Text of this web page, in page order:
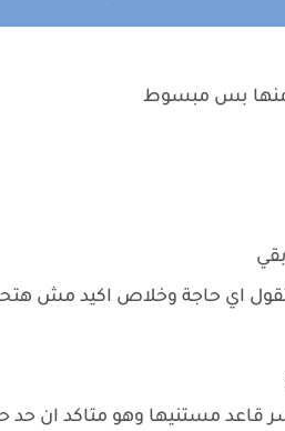
منها بس مبسوط
اي حاجة وخلاص اكيد مش
قاعد مستنيها وهو متاكد ان حد